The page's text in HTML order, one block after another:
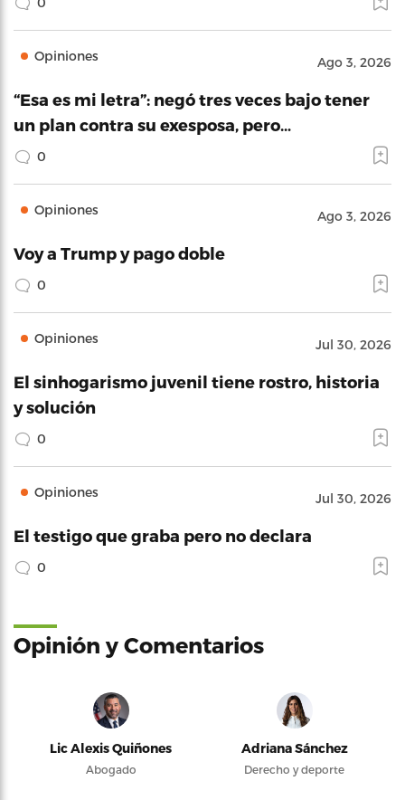
Opiniones Ago 3, 2026
“Esa es mi letra”: negó tres veces bajo tener
un plan contra su exesposa, pero…
0
Opiniones Ago 3, 2026
Voy a Trump y pago doble
0
Opiniones Jul 30, 2026
El sinhogarismo juvenil tiene rostro, historia
y solución
0
Opiniones Jul 30, 2026
El testigo que graba pero no declara
0
Opinión y Comentarios
Lic Alexis Quiñones
Abogado
Adriana Sánchez
Derecho y deporte